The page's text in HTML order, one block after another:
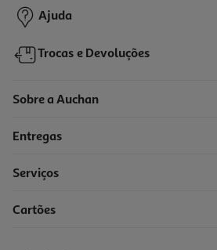
Ajuda
Trocas e Devoluções
Sobre a Auchan
Entregas
Serviços
Cartões